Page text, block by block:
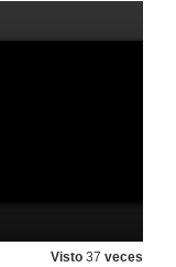
Visto 37 veces